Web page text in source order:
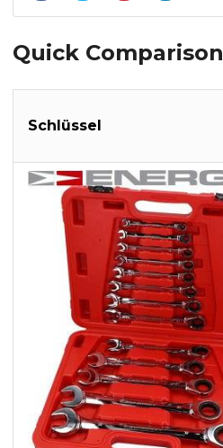
Quick Comparison
Schlüssel